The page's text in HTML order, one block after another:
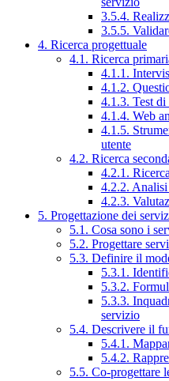
3.5.4.
3.5.5.
4. Ricerca progettuale
4.1. Ricerca
4.1.1.
4.1.2.
4.1.3. Test di
4.1.4. Web
4.1.5.
utente
4.2. Ricerca
4.2.1.
4.2.2.
4.2.3.
5. Progettazione dei
5.1. Cosa sono i
5.2. Progettare
5.3. Definire il
5.3.1.
5.3.2.
5.3.3.
servizio
5.4. Descrivere il
5.4.1.
5.4.2.
5.5. Co-progettare